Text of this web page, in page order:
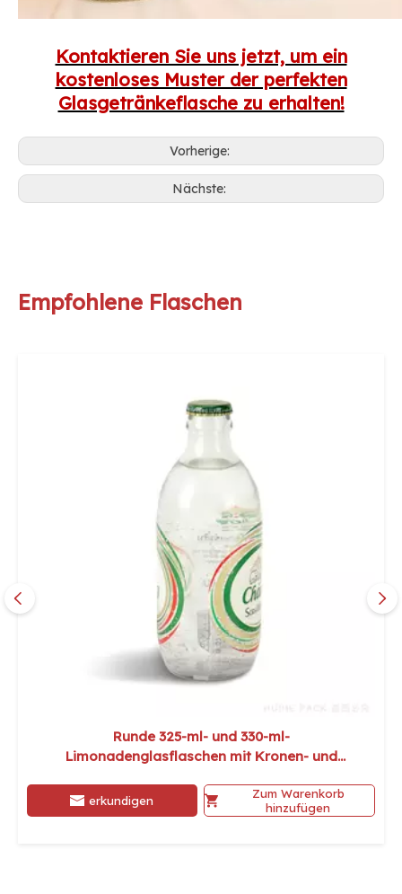
Kontaktieren Sie uns jetzt, um ein
kostenloses Muster der perfekten
Glasgetränkeflasche zu erhalten!
Vorherige:
Nächste:
Empfohlene Flaschen
Runde 325-ml- und 330-ml-
Limonadenglasflaschen mit Kronen- und
erkundigen
Zum Warenkorb
hinzufügen